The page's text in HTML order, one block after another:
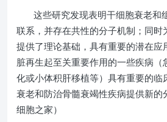
这些研究发现表明干细胞衰老和
联系，并存在共性的分子机制；同时
提供了理论基础，具有重要的潜在应
脏再生起至关重要作用的一些疾病（
化或小体积肝移植等）具有重要的临
衰老和防治骨髓衰竭性疾病提供新的
细胞之家）